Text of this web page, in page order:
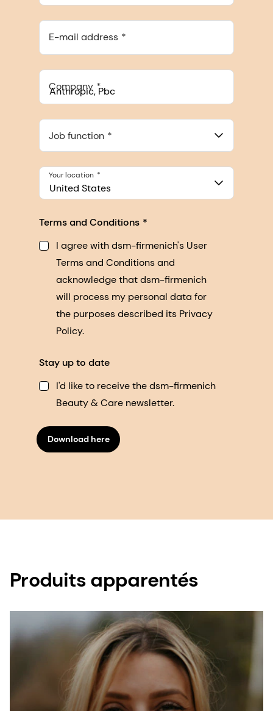
E-mail address
Company
548 Market St Pmb 90375, San Francisco, California, US
Job function
United States
Your location
Terms and Conditions
I agree with dsm-firmenich's User
Terms and Conditions and
acknowledge that dsm-firmenich
will process my personal data for
the purposes described its Privacy
Policy.
Stay up to date
I'd like to receive the dsm-firmenich
Beauty & Care newsletter.
Download here
Produits apparentés